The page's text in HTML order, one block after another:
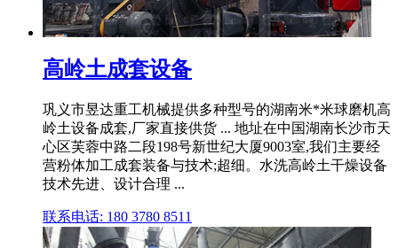
高岭土成套设备
巩义市昱达重工机械提供多种型号的湖南米*米球磨机高
岭土设备成套,厂家直接供货 ... 地址在中国湖南长沙市天
心区芙蓉中路二段198号新世纪大厦9003室,我们主要经
营粉体加工成套装备与技术;超细。水洗高岭土干燥设备
技术先进、设计合理 ...
联系电话: 180 3780 8511